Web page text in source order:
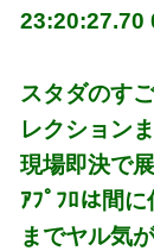
23:20:27.70
スタダのす
レクション
現場即決で
ｱﾌﾟﾌﾛは間
までヤル気